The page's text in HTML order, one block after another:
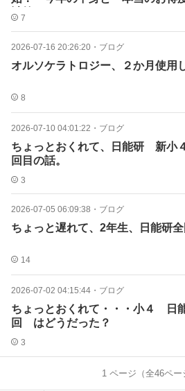
計算してみた
7
2026-07-16 20:26:20 ・ ブログ
オルソケラトロジー、２か月使用
8
2026-07-10 04:01:22 ・ ブログ
ちょっとおくれて、日能研 新小
回目の話。
3
2026-07-05 06:09:38 ・ ブログ
ちょっと遅れて、2年生、日能研
14
2026-07-02 04:15:44 ・ ブログ
ちょっとおくれて・・・小４ 日
回 はどうだった？
3
1ページ（全46ペー